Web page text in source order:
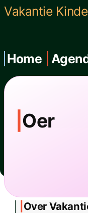
Ga
de
inhoud
Vakantie
Home
Oer
Over